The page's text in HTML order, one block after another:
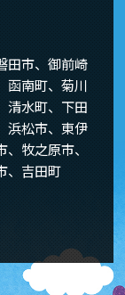
田市、御前崎
函南町、菊川
清水町、下田
浜松市、東伊
牧之原市、
、吉田町